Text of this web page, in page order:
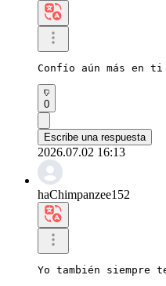
Confío aún más en
0
Escribe una respuesta
2026.07.02 16:13
haChimpanzee152
Yo también siempre